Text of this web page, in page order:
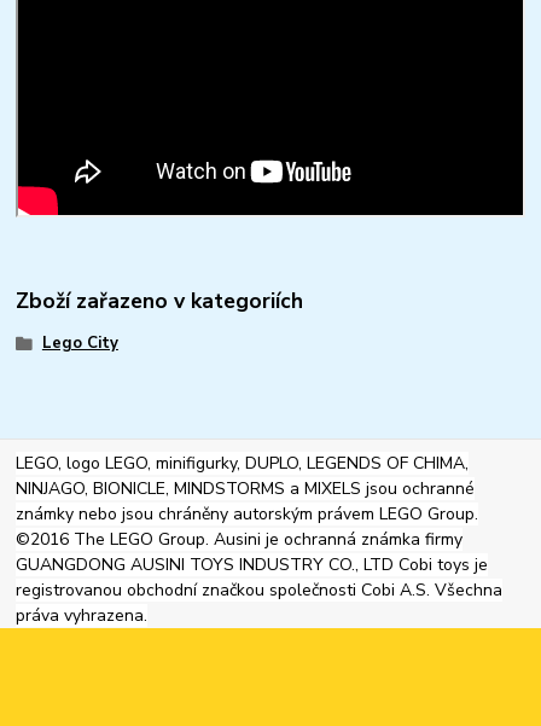
Zboží zařazeno v kategoriích
Lego City
LEGO, logo LEGO, minifigurky, DUPLO, LEGENDS OF CHIMA,
NINJAGO, BIONICLE, MINDSTORMS a MIXELS jsou ochranné
známky nebo jsou chráněny autorským právem LEGO Group.
©2016 The LEGO Group. Ausini je ochranná známka firmy
GUANGDONG AUSINI TOYS INDUSTRY CO., LTD Cobi toys je
registrovanou obchodní značkou společnosti Cobi A.S. Všechna
práva vyhrazena.